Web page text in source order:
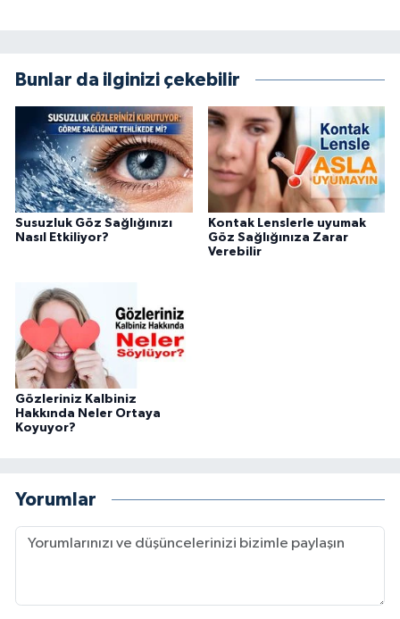
Bunlar da ilginizi çekebilir
Susuzluk Göz Sağlığınızı
Nasıl Etkiliyor?
Kontak Lenslerle uyumak
Göz Sağlığınıza Zarar
Verebilir
Gözleriniz Kalbiniz
Hakkında Neler Ortaya
Koyuyor?
Yorumlar